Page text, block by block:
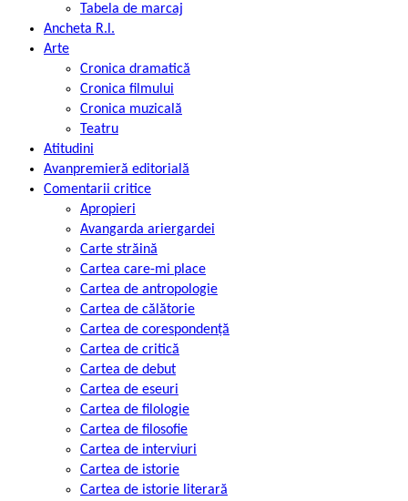
Tabela de marcaj
Ancheta R.l.
Arte
Cronica dramatică
Cronica filmului
Cronica muzicală
Teatru
Atitudini
Avanpremieră editorială
Comentarii critice
Apropieri
Avangarda ariergardei
Carte străină
Cartea care-mi place
Cartea de antropologie
Cartea de călătorie
Cartea de corespondență
Cartea de critică
Cartea de debut
Cartea de eseuri
Cartea de filologie
Cartea de filosofie
Cartea de interviuri
Cartea de istorie
Cartea de istorie literară